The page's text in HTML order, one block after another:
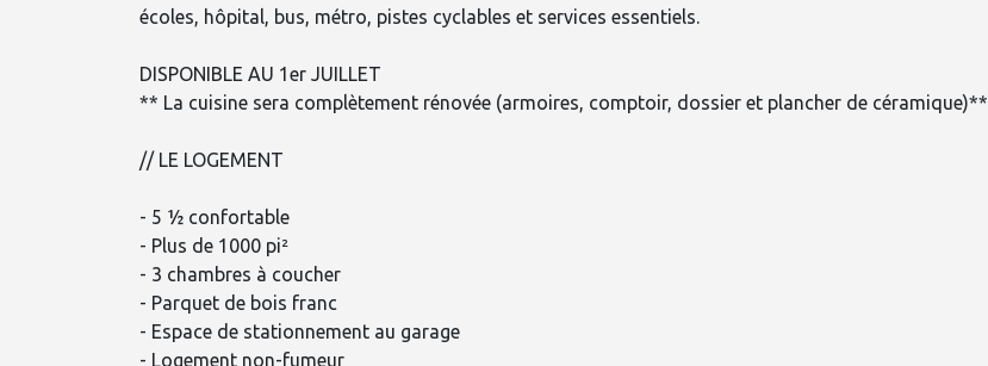
écoles, hôpital, bus, métro, pistes cyclables et services essentiels.
DISPONIBLE AU 1er JUILLET
** La cuisine sera complètement rénovée (armoires, comptoir, dossier et plancher de céramique)**
// LE LOGEMENT
- 5 ½ confortable
- Plus de 1000 pi²
- 3 chambres à coucher
- Parquet de bois franc
- Espace de stationnement au garage
- Logement non-fumeur